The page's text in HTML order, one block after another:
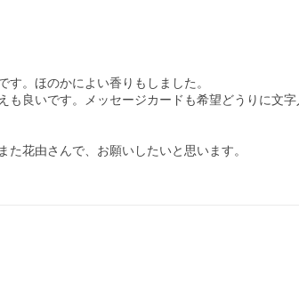
。ほのかによい香りもしました。
良いです。メッセージカードも希望どうりに文
花由さんで、お願いしたいと思います。